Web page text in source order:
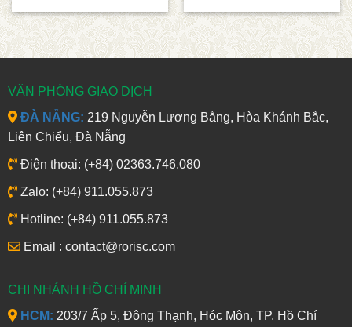
VĂN PHÒNG GIAO DỊCH
ĐÀ NẴNG: 219 Nguyễn Lương Bằng, Hòa Khánh Bắc,
Liên Chiểu, Đà Nẵng
Điện thoại: (+84) 02363.746.080
Zalo: (+84) 911.055.873
Hotline: (+84) 911.055.873
Email : contact@rorisc.com
CHI NHÁNH HỒ CHÍ MINH
HCM: 203/7 Ấp 5, Đông Thạnh, Hóc Môn, TP. Hồ Chí